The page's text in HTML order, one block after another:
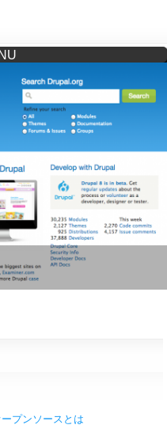
か分からない方へ…まずはご相談く
プンソースとは